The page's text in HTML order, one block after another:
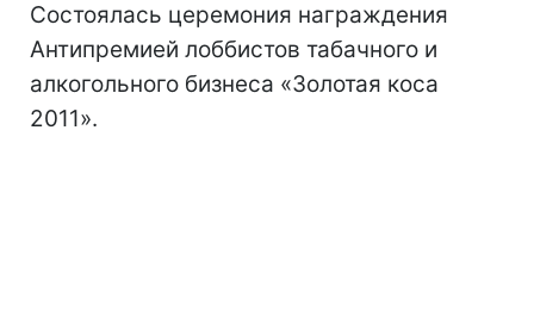
Состоялась церемония награждения
Антипремией лоббистов табачного и
алкогольного бизнеса «Золотая коса
2011».